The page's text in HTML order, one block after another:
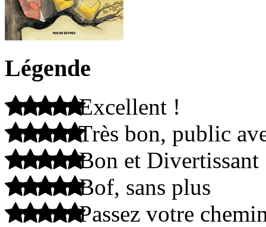
Légende
Excellent !
Très bon, public
Bon et Divertissant
Bof, sans plus
Passez votre